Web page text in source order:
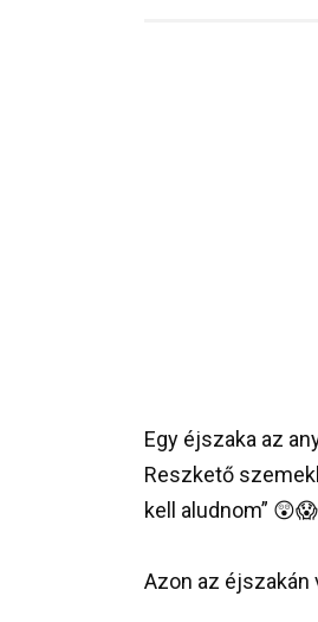
Egy éjszaka az
Reszkető
kell aludnom” 😲😱
Azon az éjszakán